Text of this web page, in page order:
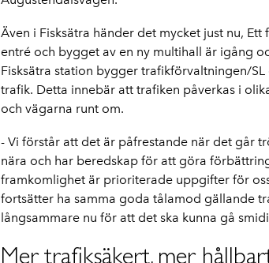
Även i Fisksätra händer det mycket just nu,
entré och bygget av en ny multihall är igång
Fisksätra station bygger trafikförvaltningen/
trafik. Detta innebär att trafiken påverkas i
och vägarna runt om.
- Vi förstår att det är påfrestande när det går
nära och har beredskap för att göra
framkomlighet är prioriterade uppgifter för
fortsätter ha samma goda tålamod gällande
långsammare nu för att det ska kunna gå
Mer trafiksäkert, mer